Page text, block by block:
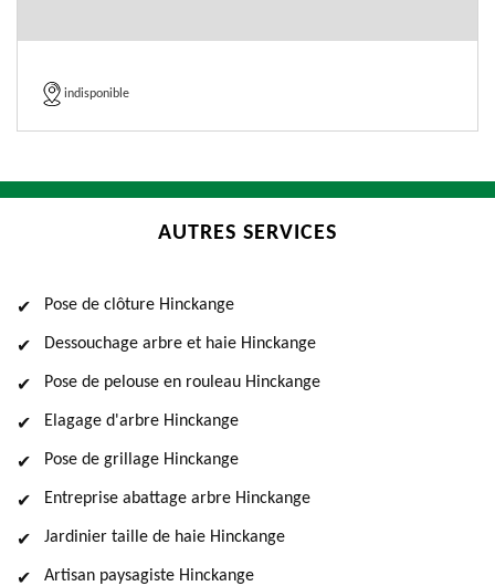
indisponible
AUTRES SERVICES
Pose de clôture Hinckange
Dessouchage arbre et haie Hinckange
Pose de pelouse en rouleau Hinckange
Elagage d'arbre Hinckange
Pose de grillage Hinckange
Entreprise abattage arbre Hinckange
Jardinier taille de haie Hinckange
Artisan paysagiste Hinckange